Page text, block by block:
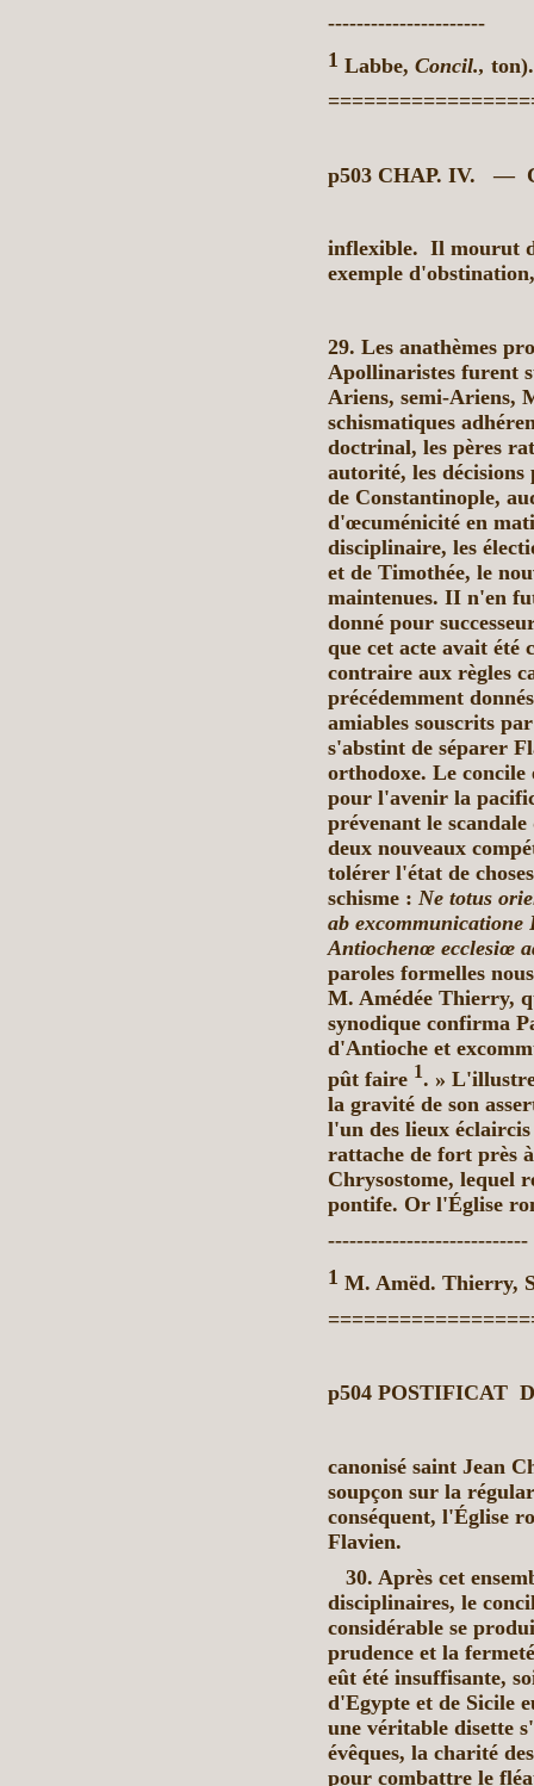
----------------------
1 Labbe, Concil.,
p503 CHAP. IV. —
inflexible. Il mourut
exemple
29. Les anathèmes
Apollinaristes furent
Ariens, semi-Ariens,
schismatiques
doctrinal, les pères
autorité, les décisions
de Constantinople,
d'œcuménicité en
disciplinaire, les
et de Timothée, le
maintenues. II n'en
donné pour
que cet acte avait
contraire aux règles
précédemment
amiables souscrits
s'abstint de séparer
orthodoxe. Le
pour l'avenir la
prévenant le
deux nouveaux
tolérer l'état de
schisme : Ne totus
ab
Antiochenœ ecclesiœ
paroles formelles
M. Amédée Thierry,
synodique confirma
d'Antioche et
pût faire 1. »
la gravité de son
l'un des lieux
rattache de fort près
Chrysostome, lequel
pontife. Or l'Église
----------------------------
1 M. Amëd. Thierry,
p504 POSTIFICAT
canonisé saint Jean
soupçon sur la
conséquent, l'Église
Flavien.
30. Après cet
disciplinaires, le
considérable se
prudence et la
eût été insuffisante,
d'Egypte et de Sicile
une véritable disette
évêques, la charité
pour combattre le